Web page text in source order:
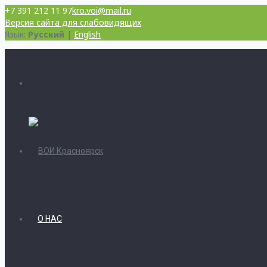
+7 391 212 11 97kro.voi@mail.ru
Версия сайта для слабовидящих
Язык: Русский | English
О НАС